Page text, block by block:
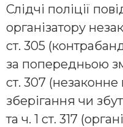
Слідчі поліції
організатору
ст. 305
за попередньою
ст. 307
зберігання чи
та ч. 1 ст. 317